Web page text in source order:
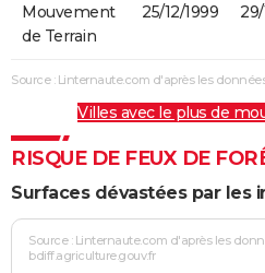
Mouvement
de Terrain
25/12/1999
Source : Linternaute.com d'après les
Villes avec le plus de
RISQUE DE FEUX DE
Surfaces dévastées par les
Source : Linternaute.com d'après les
bdiff.agriculture.gouv.fr